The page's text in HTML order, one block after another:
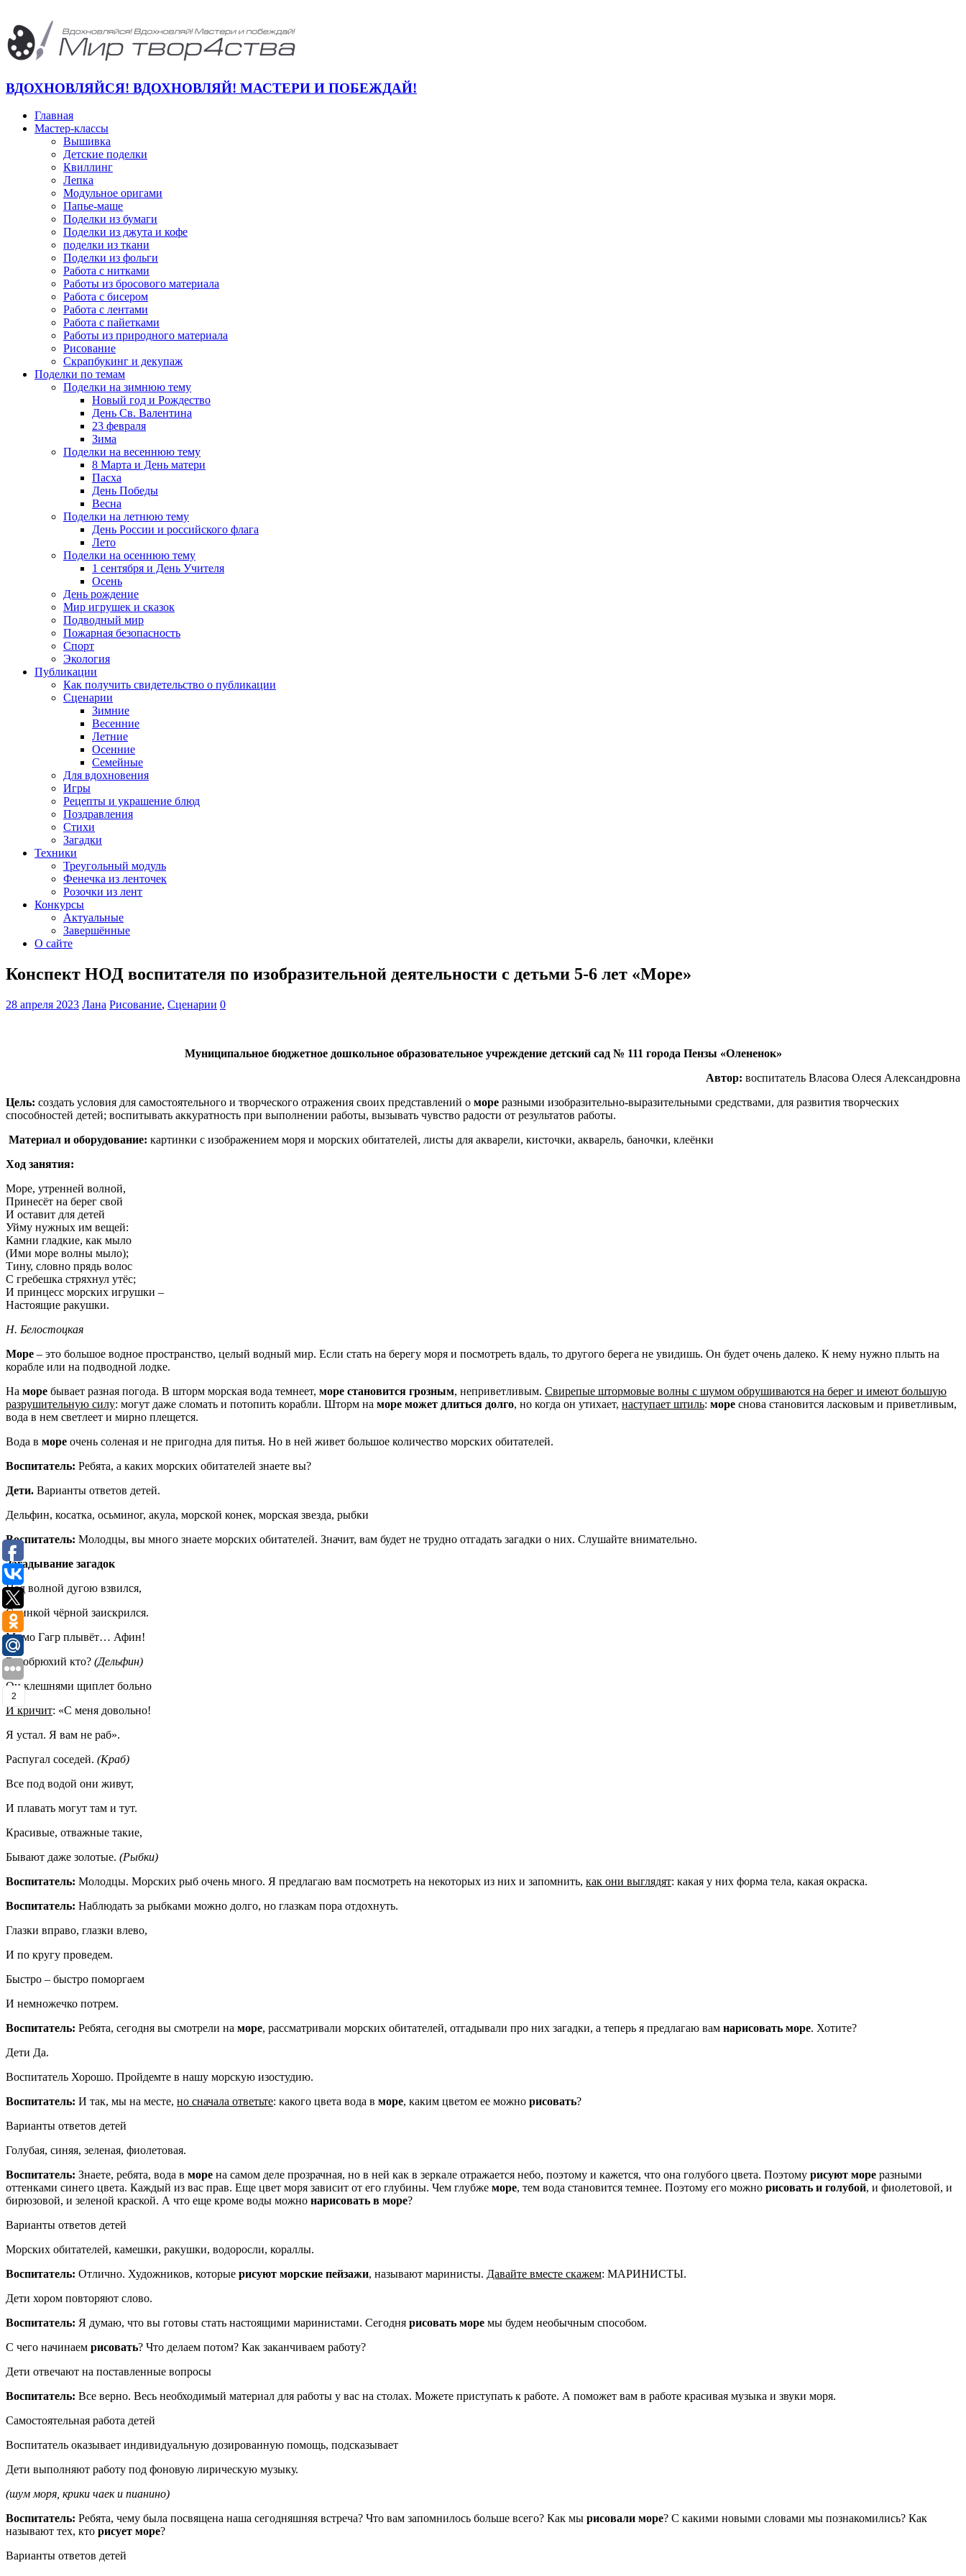
ВДОХНОВЛЯЙСЯ! ВДОХНОВЛЯЙ! МАСТЕРИ И ПОБЕЖДАЙ!
Главная
Мастер-классы
Вышивка
Детские поделки
Квиллинг
Лепка
Модульное оригами
Папье-маше
Поделки из бумаги
Поделки из джута и кофе
поделки из ткани
Поделки из фольги
Работа с нитками
Работы из бросового материала
Работа с бисером
Работа с лентами
Работа с пайетками
Работы из природного материала
Рисование
Скрапбукинг и декупаж
Поделки по темам
Поделки на зимнюю тему
Новый год и Рождество
День Св. Валентина
23 февраля
Зима
Поделки на весеннюю тему
8 Марта и День матери
Пасха
День Победы
Весна
Поделки на летнюю тему
День России и российского флага
Лето
Поделки на осеннюю тему
1 сентября и День Учителя
Осень
День рождение
Мир игрушек и сказок
Подводный мир
Пожарная безопасность
Спорт
Экология
Публикации
Как получить свидетельство о публикации
Сценарии
Зимние
Весенние
Летние
Осенние
Семейные
Для вдохновения
Игры
Рецепты и украшение блюд
Поздравления
Стихи
Загадки
Техники
Треугольный модуль
Фенечка из ленточек
Розочки из лент
Конкурсы
Актуальные
Завершённые
О сайте
Конспект НОД воспитателя по изобразительной деятельности с детьми 5-6 лет «Море»
28 апреля 2023 Лана Рисование, Сценарии 0
Муниципальное бюджетное дошкольное образовательное учреждение детский сад № 111 города Пензы «Олененок»
Автор: воспитатель Власова Олеся Александровна
Цель: создать условия для самостоятельного и творческого отражения своих представлений о море разными изобразительно-выразительными средствами, для развития творческих
способностей детей; воспитывать аккуратность при выполнении работы, вызывать чувство радости от результатов работы.
Материал и оборудование: картинки с изображением моря и морских обитателей, листы для акварели, кисточки, акварель, баночки, клеёнки
Ход занятия:
Море, утренней волной,
Принесёт на берег свой
И оставит для детей
Уйму нужных им вещей:
Камни гладкие, как мыло
(Ими море волны мыло);
Тину, словно прядь волос
С гребешка стряхнул утёс;
И принцесс морских игрушки –
Настоящие ракушки.
Н. Белостоцкая
Море – это большое водное пространство, целый водный мир. Если стать на берегу моря и посмотреть вдаль, то другого берега не увидишь. Он будет очень далеко. К нему нужно плыть на
корабле или на подводной лодке.
На море бывает разная погода. В шторм морская вода темнеет, море становится грозным, неприветливым. Свирепые штормовые волны с шумом обрушиваются на берег и имеют большую
разрушительную силу: могут даже сломать и потопить корабли. Шторм на море может длиться долго, но когда он утихает, наступает штиль: море снова становится ласковым и приветливым,
вода в нем светлеет и мирно плещется.
Вода в море очень соленая и не пригодна для питья. Но в ней живет большое количество морских обитателей.
Воспитатель: Ребята, а каких морских обитателей знаете вы?
Дети. Варианты ответов детей.
Дельфин, косатка, осьминог, акула, морской конек, морская звезда, рыбки
Воспитатель: Молодцы, вы много знаете морских обитателей. Значит, вам будет не трудно отгадать загадки о них. Слушайте внимательно.
Загадывание загадок
Над волной дугою взвился,
Спинкой чёрной заискрился.
Мимо Гагр плывёт… Афин!
Белобрюхий кто? (Дельфин)
Он клешнями щиплет больно
И кричит: «С меня довольно!
Я устал. Я вам не раб».
Распугал соседей. (Краб)
Все под водой они живут,
И плавать могут там и тут.
Красивые, отважные такие,
Бывают даже золотые. (Рыбки)
Воспитатель: Молодцы. Морских рыб очень много. Я предлагаю вам посмотреть на некоторых из них и запомнить, как они выглядят: какая у них форма тела, какая окраска.
Воспитатель: Наблюдать за рыбками можно долго, но глазкам пора отдохнуть.
Глазки вправо, глазки влево,
И по кругу проведем.
Быстро – быстро поморгаем
И немножечко потрем.
Воспитатель: Ребята, сегодня вы смотрели на море, рассматривали морских обитателей, отгадывали про них загадки, а теперь я предлагаю вам нарисовать море. Хотите?
Дети Да.
Воспитатель Хорошо. Пройдемте в нашу морскую изостудию.
Воспитатель: И так, мы на месте, но сначала ответьте: какого цвета вода в море, каким цветом ее можно рисовать?
Варианты ответов детей
Голубая, синяя, зеленая, фиолетовая.
Воспитатель: Знаете, ребята, вода в море на самом деле прозрачная, но в ней как в зеркале отражается небо, поэтому и кажется, что она голубого цвета. Поэтому рисуют море разными
оттенками синего цвета. Каждый из вас прав. Еще цвет моря зависит от его глубины. Чем глубже море, тем вода становится темнее. Поэтому его можно рисовать и голубой, и фиолетовой, и
бирюзовой, и зеленой краской. А что еще кроме воды можно нарисовать в море?
Варианты ответов детей
Морских обитателей, камешки, ракушки, водоросли, кораллы.
Воспитатель: Отлично. Художников, которые рисуют морские пейзажи, называют маринисты. Давайте вместе скажем: МАРИНИСТЫ.
Дети хором повторяют слово.
Воспитатель: Я думаю, что вы готовы стать настоящими маринистами. Сегодня рисовать море мы будем необычным способом.
С чего начинаем рисовать? Что делаем потом? Как заканчиваем работу?
Дети отвечают на поставленные вопросы
Воспитатель: Все верно. Весь необходимый материал для работы у вас на столах. Можете приступать к работе. А поможет вам в работе красивая музыка и звуки моря.
Самостоятельная работа детей
Воспитатель оказывает индивидуальную дозированную помощь, подсказывает
Дети выполняют работу под фоновую лирическую музыку.
(шум моря, крики чаек и пианино)
Воспитатель: Ребята, чему была посвящена наша сегодняшняя встреча? Что вам запомнилось больше всего? Как мы рисовали море? С какими новыми словами мы познакомились? Как
называют тех, кто рисует море?
Варианты ответов детей
2